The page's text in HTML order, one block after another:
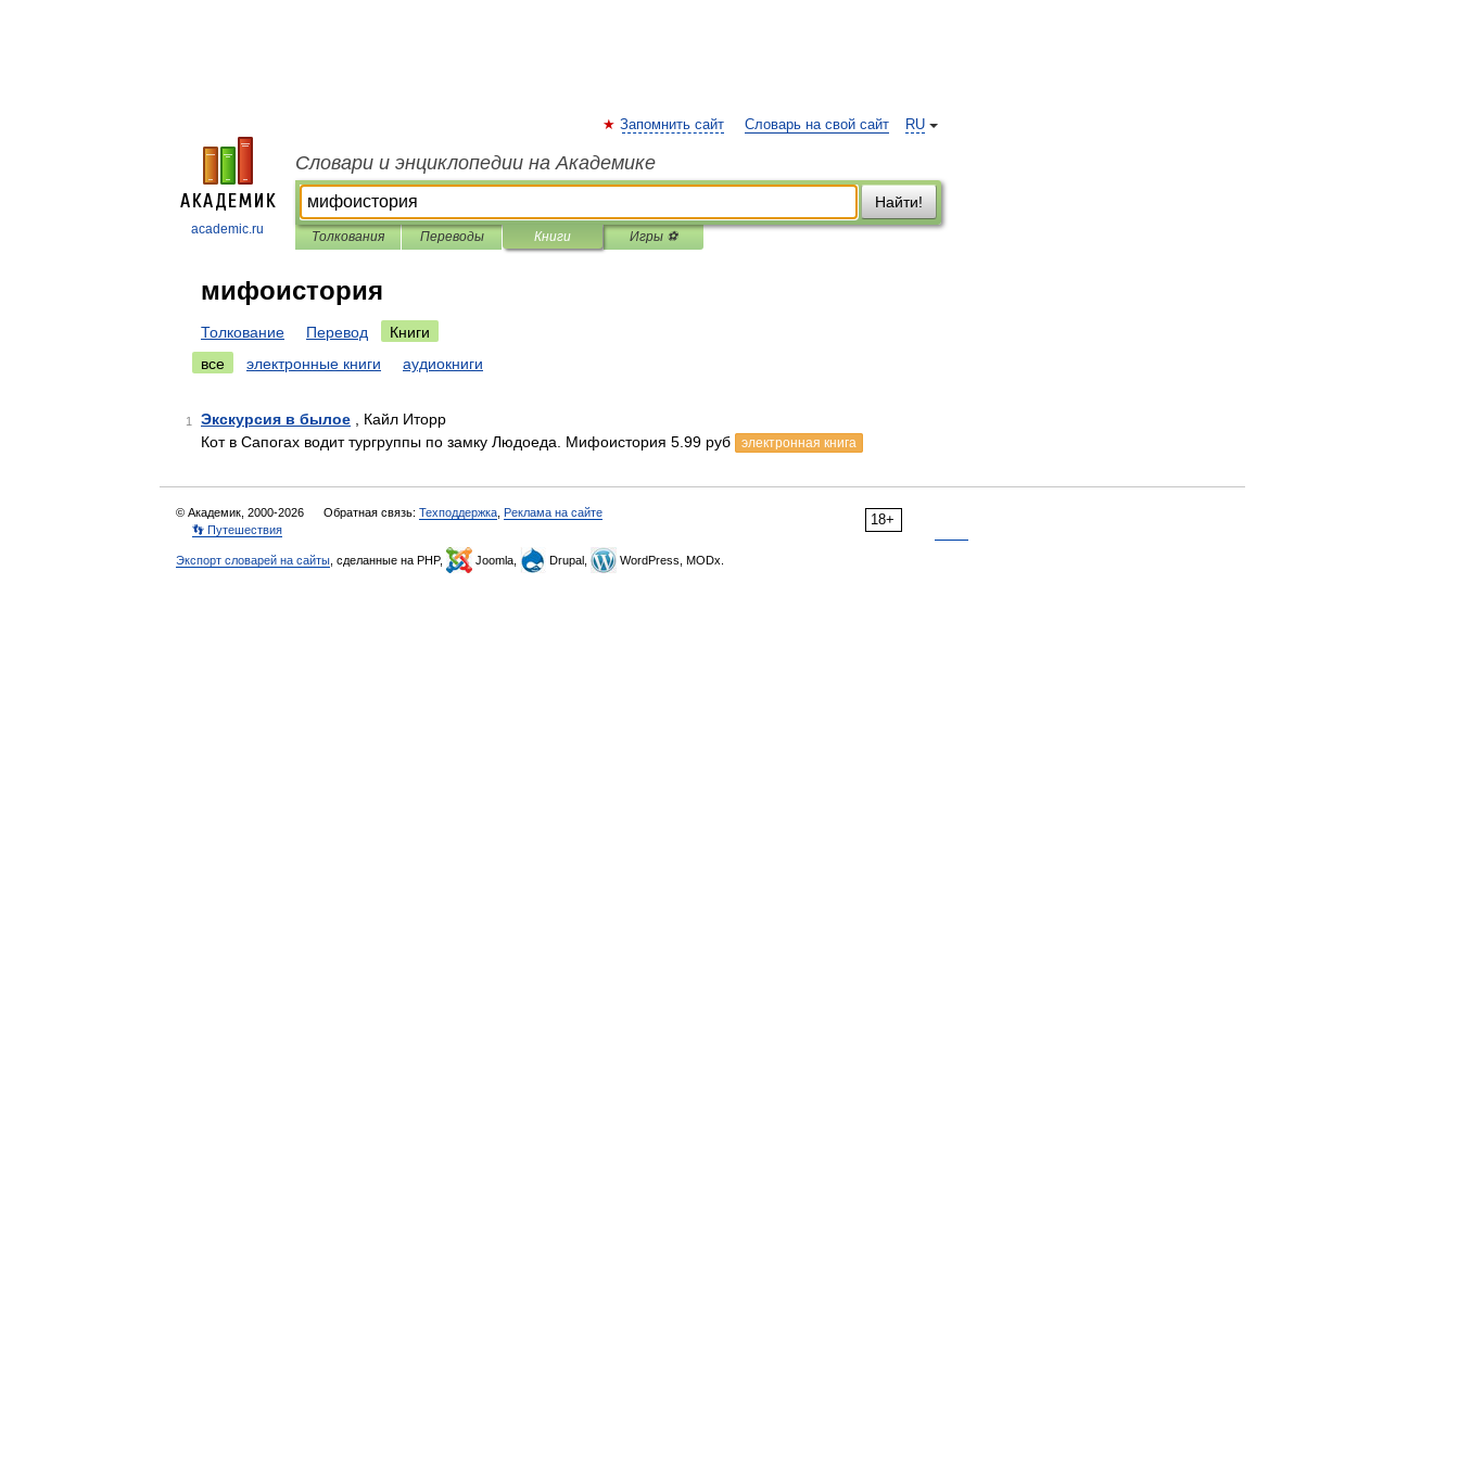
academic.ru
RU
Запомнить сайт Словарь на свой сайт
Словари и энциклопедии на Академике
Найти!
Толкования Переводы Книги Игры ⚽
мифоистория
Толкование Перевод
Книги
все
электронные книги аудиокниги
1 Экскурсия в былое , Кайл Иторр
Кот в Сапогах водит тургруппы по замку Людоеда. Мифоистория 5.99 руб
электронная книга
18+
© Академик, 2000-2026 Обратная связь: Техподдержка Реклама на сайте
👣 Путешествия
Экспорт словарей на сайты , сделанные на PHP, Joomla, Drupal, WordPress, MODx.